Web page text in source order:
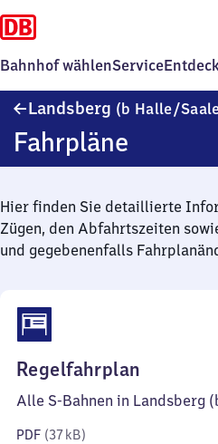
Bahnhof wählenService
Landsberg (b Halle/​
Fahrpläne
Hier finden Sie detaillierte
Zügen, den Abfahrtszeiten
und gegebenenfalls
Regelfahrplan
37
Alle S-Bahnen in Landsberg
PDF (37 kB)